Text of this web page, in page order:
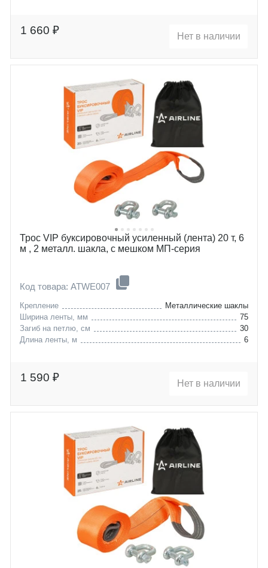
1 660 ₽ Нет в наличии
Трос VIP буксировочный усиленный (лента) 20 т, 6
м , 2 металл. шакла, с мешком МП-серия
Код товара: ATWE007
Крепление
Металлические шаклы
Ширина ленты, мм
75
Загиб на петлю, см
30
Длина ленты, м
6
1 590 ₽ Нет в наличии